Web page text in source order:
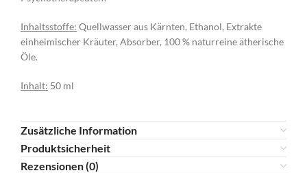
Inhaltsstoffe: Quellwasser aus Kärnten, Ethanol, Extrakte
einheimischer Kräuter, Absorber, 100 % naturreine ätherische
Öle.
Inhalt: 50 ml
Zusätzliche Information
Produktsicherheit
Rezensionen (0)